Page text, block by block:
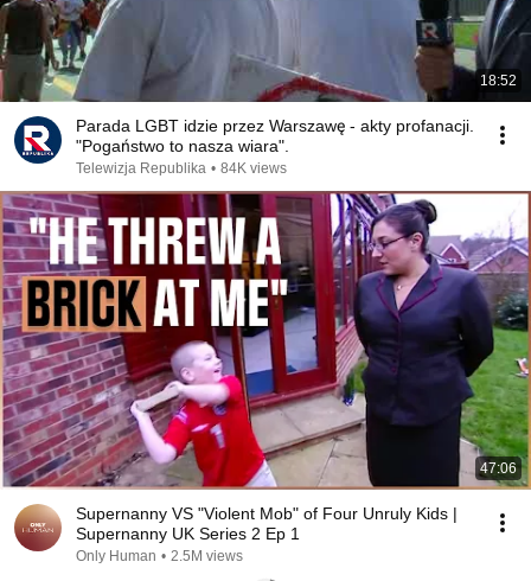
18:52
Parada LGBT idzie przez Warszawę - akty profanacji.
"Pogaństwo to nasza wiara".
Telewizja Republika • 84K views
47:06
Supernanny VS "Violent Mob" of Four Unruly Kids |
Supernanny UK Series 2 Ep 1
Only Human • 2.5M views